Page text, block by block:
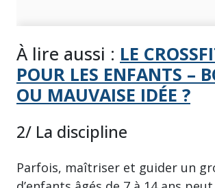
À lire aussi : LE
POUR LES ENFANTS –
OU MAUVAISE IDÉE ?
2/ La discipline
Parfois, maîtriser et guider un